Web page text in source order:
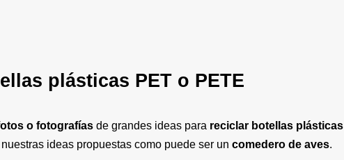
plásticas PET o PETE
o fotografías de grandes ideas para reciclar botellas plásticas
ideas propuestas como puede ser un comedero de aves.